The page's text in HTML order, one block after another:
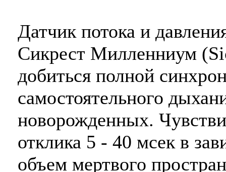
Датчик потока и
Сикрест Милленниум
добиться полной
самостоятельного
новорожденных.
отклика 5 - 40 мсек в
объем мертвого